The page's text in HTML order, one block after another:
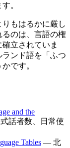
。
もはるかに厳し
のは、言語の権
立されていま
ンド語を「ふつ
です。
and the
話者数、日常使
Tables — 北